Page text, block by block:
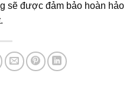
sẽ được đảm bảo hoàn hảo